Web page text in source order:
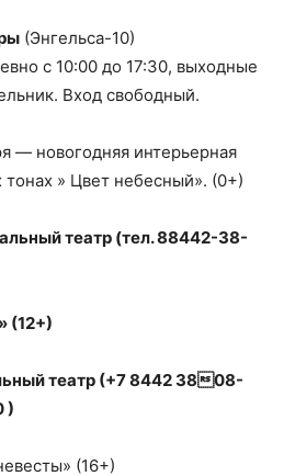
(Энгельса-10)
с 10:00 до 17:30, выходные
Вход свободный.
— новогодняя интерьерная
» Цвет небесный». (0+)
театр (тел. 88442-38-
(12+)
театр (+7 8442 3808-
)
(16+)